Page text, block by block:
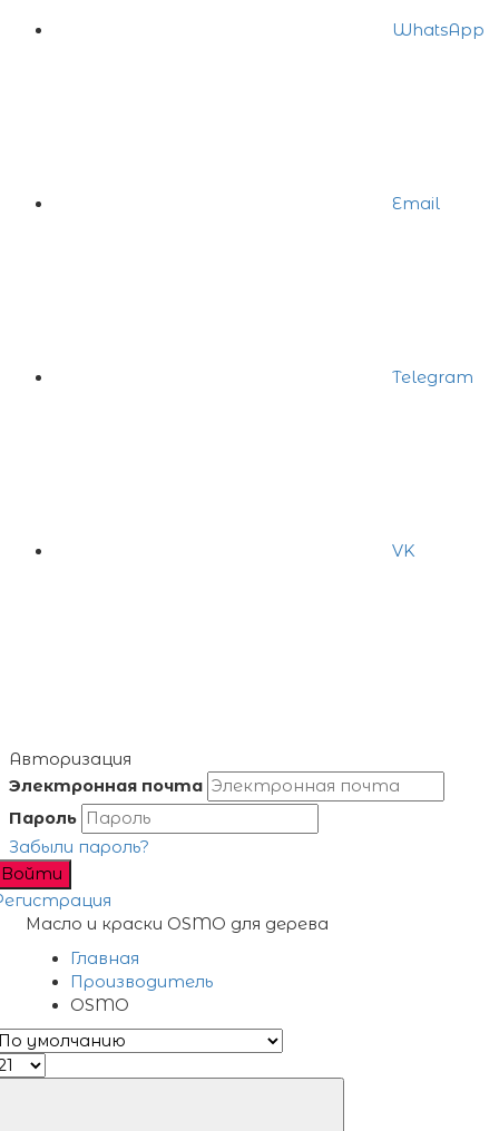
WhatsApp
Email
Telegram
VK
Авторизация
Электронная почта
Пароль
Забыли пароль?
Войти
Масло и краски OSMO для дерева
Главная
Производитель
OSMO